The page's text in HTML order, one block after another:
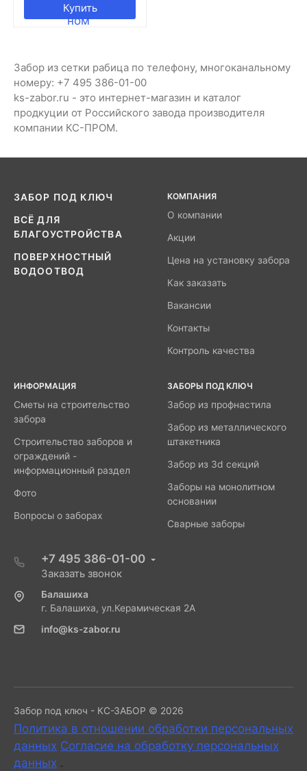
Купить
Забор из сетки рабица по телефону, многоканальному
номеру: +7 495 386-01-00
ks-zabor.ru - это интернет-магазин и каталог
продкуции от Российского завода производителя
компании КС-ПРОМ.
ЗАБОР ПОД КЛЮЧ
ВСЁ ДЛЯ
БЛАГОУСТРОЙСТВА
ПОВЕРХНОСТНЫЙ
ВОДООТВОД
КОМПАНИЯ
О компании
Акции
Цена на установку забора
Как заказать
Вакансии
Контакты
Контроль качества
ИНФОРМАЦИЯ
Сметы на строительство
забора
Строительство заборов и
ограждений -
информационный раздел
Фото
Вопросы о заборах
ЗАБОРЫ ПОД КЛЮЧ
Забор из профнастила
Забор из металлического
штакетника
Забор из 3d секций
Заборы на монолитном
основании
Сварные заборы
+7 495 386-01-00
Заказать звонок
Балашиха
г. Балашиха, ул.Керамическая 2А
info@ks-zabor.ru
Забор под ключ - КС-ЗАБОР © 2026
Политика в отношении обработки персональных
данных Согласие на обработку персональных
данных .